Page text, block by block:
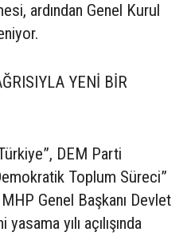
ardından Genel Kurul
YENİ BİR
DEM Parti
Toplum Süreci”
Genel Başkanı Devlet
yılı açılışında